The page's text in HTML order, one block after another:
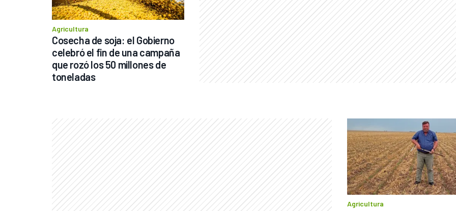
Agricultura
Cosecha de soja: el Gobierno
celebró el fin de una campaña
que rozó los 50 millones de
toneladas
Agricultura